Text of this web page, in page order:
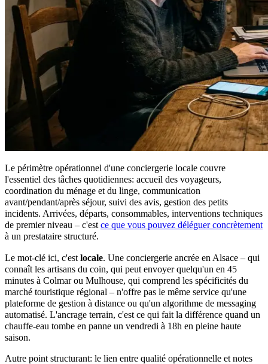
Le périmètre opérationnel d'une conciergerie locale couvre
l'essentiel des tâches quotidiennes: accueil des voyageurs,
coordination du ménage et du linge, communication
avant/pendant/après séjour, suivi des avis, gestion des petits
incidents. Arrivées, départs, consommables, interventions techniques
de premier niveau – c'estce que vous pouvez déléguer concrètement
à un prestataire structuré.
Le mot-clé ici, c'est locale. Une conciergerie ancrée en Alsace – qui
connaît les artisans du coin, qui peut envoyer quelqu'un en 45
minutes à Colmar ou Mulhouse, qui comprend les spécificités du
marché touristique régional – n'offre pas le même service qu'une
plateforme de gestion à distance ou qu'un algorithme de messaging
automatisé. L'ancrage terrain, c'est ce qui fait la différence quand un
chauffe-eau tombe en panne un vendredi à 18h en pleine haute
saison.
Autre point structurant: le lien entre qualité opérationnelle et notes